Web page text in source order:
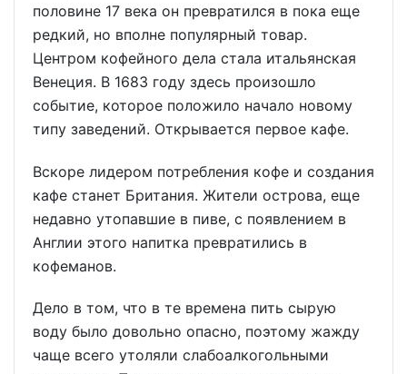
половине 17 века он превратился в пока еще
редкий, но вполне популярный товар.
Центром кофейного дела стала итальянская
Венеция. В 1683 году здесь произошло
событие, которое положило начало новому
типу заведений. Открывается первое кафе.
Вскоре лидером потребления кофе и создания
кафе станет Британия. Жители острова, еще
недавно утопавшие в пиве, с появлением в
Англии этого напитка превратились в
кофеманов.
Дело в том, что в те времена пить сырую
воду было довольно опасно, поэтому жажду
чаще всего утоляли слабоалкогольными